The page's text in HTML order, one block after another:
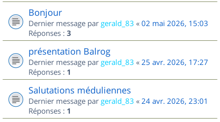
Bonjour
Dernier message par gerald_83 « 02 mai 2026, 15:03
Réponses : 3
présentation Balrog
Dernier message par gerald_83 « 25 avr. 2026, 17:27
Réponses : 1
Salutations méduliennes
Dernier message par gerald_83 « 24 avr. 2026, 23:01
Réponses : 1